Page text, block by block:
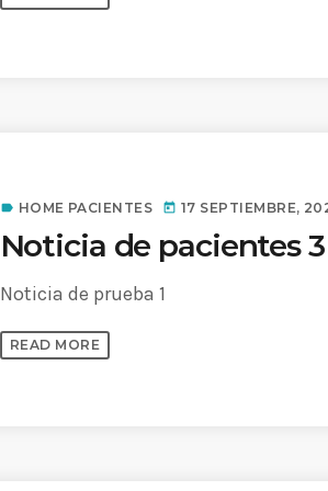
label HOME PACIENTES today 17 SEPTIEMBRE,
Noticia de pacientes 3
Noticia de prueba 1
READ MORE